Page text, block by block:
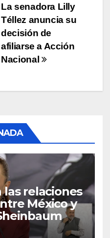
La senadora Lilly
Téllez anuncia su
decisión de
afiliarse a Acción
Nacional
las relaciones
México y